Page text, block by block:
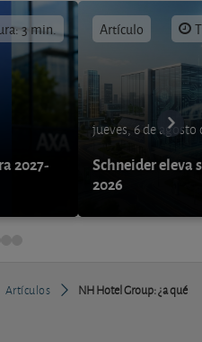
3 min.
2027-
Artículo
jueves, 6 de agosto
Schneider eleva
2026
Artículos
NH Hotel Group: ¿a qué